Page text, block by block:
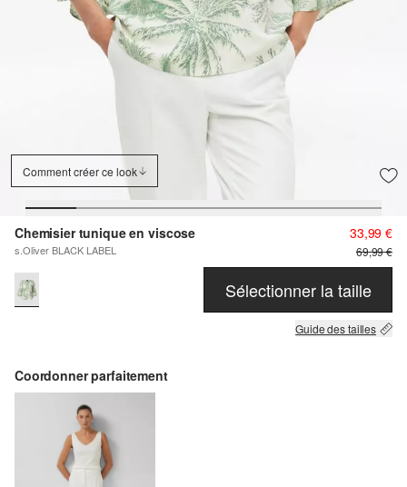
Comment créer ce look
Chemisier tunique en viscose
s.Oliver BLACK LABEL
33,99 €
69,99 €
Sélectionner la taille
Guide des tailles
Coordonner parfaitement